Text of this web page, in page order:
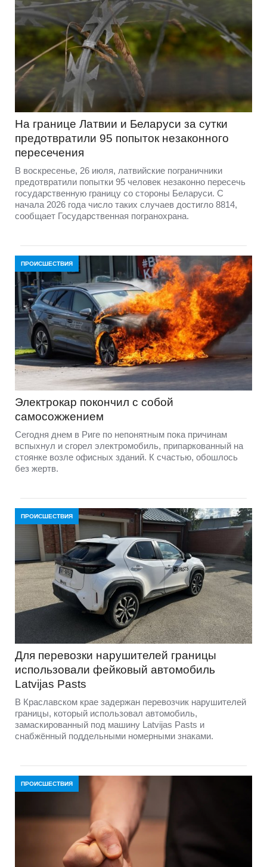
На границе Латвии и Беларуси за сутки
предотвратили 95 попыток незаконного
пересечения
В воскресенье, 26 июля, латвийские пограничники
предотвратили попытки 95 человек незаконно пересечь
государственную границу со стороны Беларуси. С
начала 2026 года число таких случаев достигло 8814,
сообщает Государственная погранохрана.
ПРОИСШЕСТВИЯ
Электрокар покончил с собой
самосожжением
Сегодня днем в Риге по непонятным пока причинам
вспыхнул и сгорел электромобиль, припаркованный на
стоянке возле офисных зданий. К счастью, обошлось
без жертв.
ПРОИСШЕСТВИЯ
Для перевозки нарушителей границы
использовали фейковый автомобиль
Latvijas Pasts
В Краславском крае задержан перевозчик нарушителей
границы, который использовал автомобиль,
замаскированный под машину Latvijas Pasts и
снабжённый поддельными номерными знаками.
ПРОИСШЕСТВИЯ